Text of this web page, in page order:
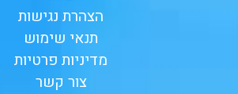
הצהרת נגישות
תנאי שימוש
מדיניות פרטיות
צור קשר